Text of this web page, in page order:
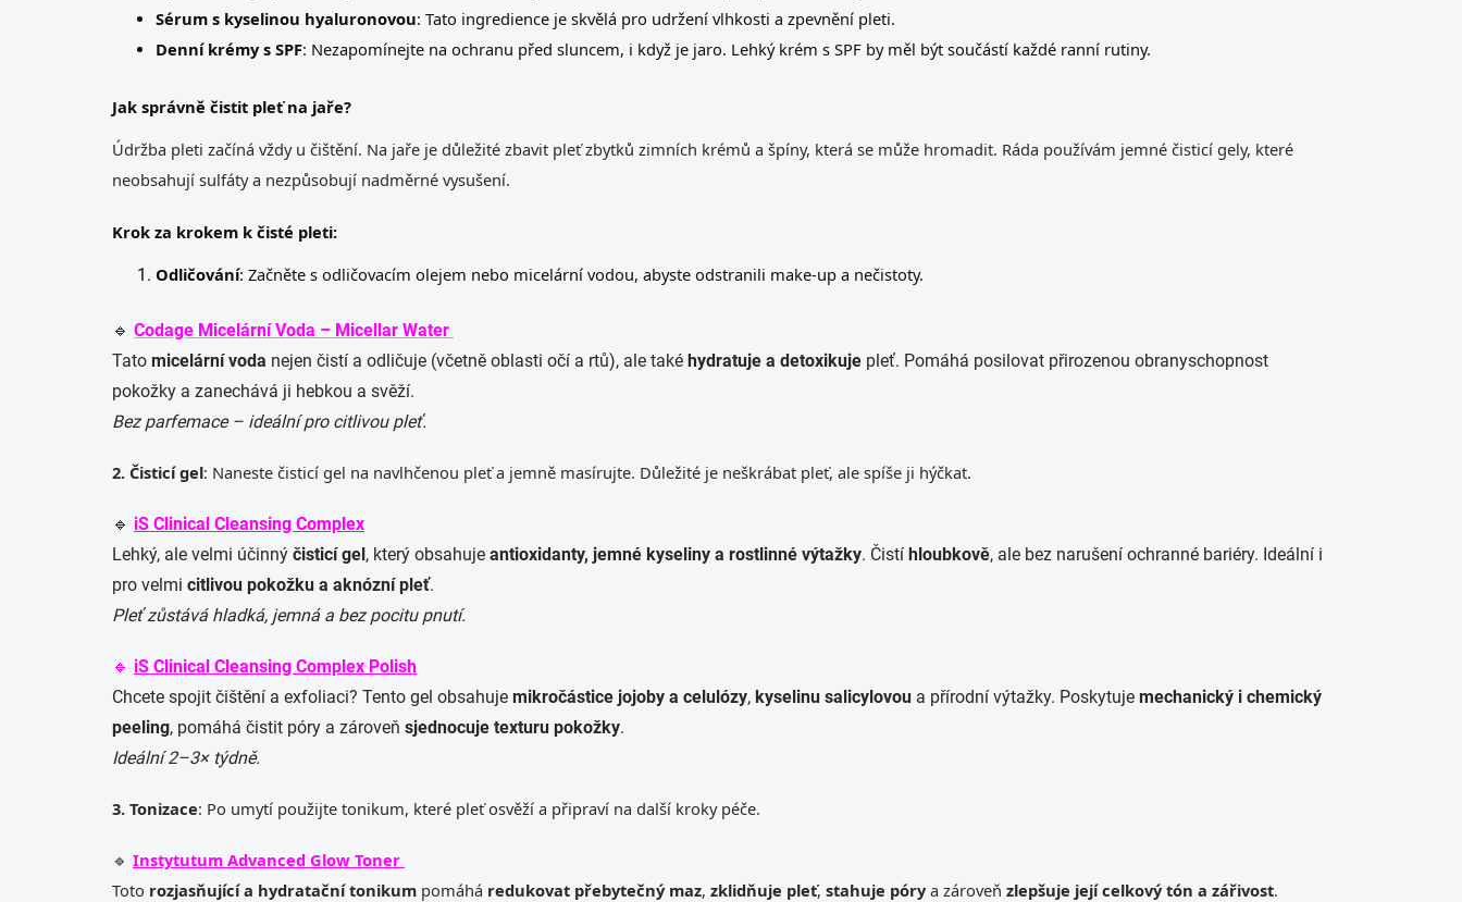
Sérum s kyselinou hyaluronovou: Tato ingredience je skvělá pro udržení vlhkosti a zpevnění pleti.
Denní krémy s SPF: Nezapomínejte na ochranu před sluncem, i když je jaro. Lehký krém s SPF by měl být součástí každé ranní rutiny.
Jak správně čistit pleť na jaře?
Údržba pleti začíná vždy u čištění. Na jaře je důležité zbavit pleť zbytků zimních krémů a špíny, která se může hromadit. Ráda používám jemné čisticí gely, které
neobsahují sulfáty a nezpůsobují nadměrné vysušení.
Krok za krokem k čisté pleti:
Odličování: Začněte s odličovacím olejem nebo micelární vodou, abyste odstranili make-up a nečistoty.
🔹 Codage Micelární Voda – Micellar Water
Tato micelární voda nejen čistí a odličuje (včetně oblasti očí a rtů), ale také hydratuje a detoxikuje pleť. Pomáhá posilovat přirozenou obranyschopnost
pokožky a zanechává ji hebkou a svěží.
Bez parfemace – ideální pro citlivou pleť.
2. Čisticí gel: Naneste čisticí gel na navlhčenou pleť a jemně masírujte. Důležité je neškrábat pleť, ale spíše ji hýčkat.
🔹 iS Clinical Cleansing Complex
Lehký, ale velmi účinný čisticí gel, který obsahuje antioxidanty, jemné kyseliny a rostlinné výtažky. Čistí hloubkově, ale bez narušení ochranné bariéry. Ideální i
pro velmi citlivou pokožku a aknózní pleť.
Pleť zůstává hladká, jemná a bez pocitu pnutí.
🔹 iS Clinical Cleansing Complex Polish
Chcete spojit čištění a exfoliaci? Tento gel obsahuje mikročástice jojoby a celulózy, kyselinu salicylovou a přírodní výtažky. Poskytuje mechanický i chemický
peeling, pomáhá čistit póry a zároveň sjednocuje texturu pokožky.
Ideální 2–3× týdně.
3. Tonizace: Po umytí použijte tonikum, které pleť osvěží a připraví na další kroky péče.
🔹 Instytutum Advanced Glow Toner
Toto rozjasňující a hydratační tonikum pomáhá redukovat přebytečný maz, zklidňuje pleť, stahuje pórya zároveň zlepšuje její celkový tón a zářivost.